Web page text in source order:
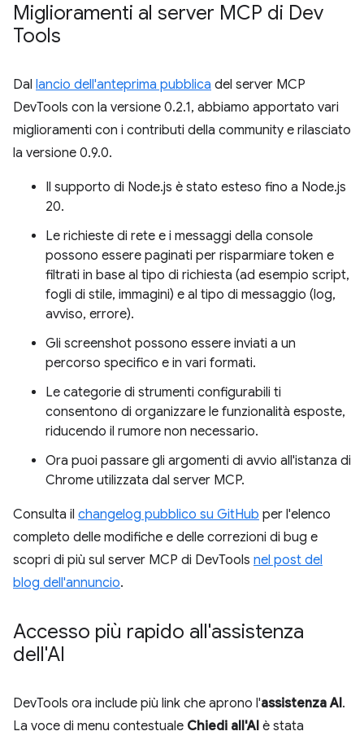
Miglioramenti al server MCP di Dev
Tools
Dal lancio dell'anteprima pubblica del server MCP
DevTools con la versione 0.2.1, abbiamo apportato vari
miglioramenti con i contributi della community e rilasciato
la versione 0.9.0.
Il supporto di Node.js è stato esteso fino a Node.js
20.
Le richieste di rete e i messaggi della console
possono essere paginati per risparmiare token e
filtrati in base al tipo di richiesta (ad esempio script,
fogli di stile, immagini) e al tipo di messaggio (log,
avviso, errore).
Gli screenshot possono essere inviati a un
percorso specifico e in vari formati.
Le categorie di strumenti configurabili ti
consentono di organizzare le funzionalità esposte,
riducendo il rumore non necessario.
Ora puoi passare gli argomenti di avvio all'istanza di
Chrome utilizzata dal server MCP.
Consulta il changelog pubblico su GitHub per l'elenco
completo delle modifiche e delle correzioni di bug e
scopri di più sul server MCP di DevTools nel post del
blog dell'annuncio.
Accesso più rapido all'assistenza
dell'AI
DevTools ora include più link che aprono l'assistenza AI.
La voce di menu contestuale Chiedi all'AI è stata